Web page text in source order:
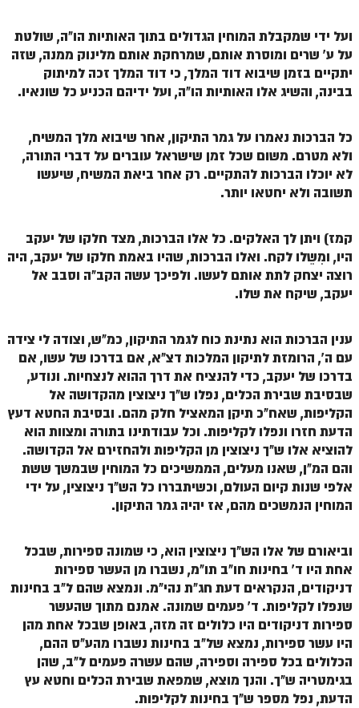
הזמן סט זוהר
ספרים להורדה
מנוע חיפוש בכתבי בעל הסולם
ועל ידי שמקבלת המוחין הגדולים בתוך האותיות הו"ה, שולטת
על ע' שרים ומוסרת אותם, שמרחקת אותם מלינוק ממנה, שזה
יתקיים בזמן שיבוא דוד המלך, כי דוד המלך זכה למיתוק
בבינה, והשיג אלו האותיות הו"ה, ועל ידיהם הכניע כל שונאיו.
כל הברכות נאמרו על גמר התיקון, אחר שיבוא מלך המשיח,
ולא מטרם. משום שכל זמן שישראל עוברים על דברי התורה,
לא יוכלו הברכות להתקיים. רק אחר ביאת המשיח, שיעשו
תשובה ולא יחטאו יותר.
קמז) ויתן לך האלקים. כל אלו הברכות, מצד חלקו של יעקב
היו, ומִשֵלו לקח. ואלו הברכות, שהיו באמת חלקו של יעקב, היה
רוצה יצחק לתת אותם לעשו. ולפיכך עשה הקב"ה וסבב אל
יעקב, שיקח את שלו.
ענין הברכות הוא נתינת כוח לגמר התיקון, כמ"ש, וצודה לי צידה
עם ה', הרומזת לתיקון המלכות דצ"א, אם בדרכו של עשו, אם
בדרכו של יעקב, כדי להנציח את דרך ההוא לנצחיות. ונודע,
שבסיבת שבירת הכלים, נפלו ש"ך ניצוצין מהקדושה אל
הקליפות, שאח"כ תיקן המאציל חלק מהם. ובסיבת החטא דעץ
הדעת חזרו ונפלו לקליפות. וכל עבודתינו בתורה ומצוות הוא
להוציא אלו ש"ך ניצוצין מן הקליפות ולהחזירם אל הקדושה.
והם המ"ן, שאנו מעלים, הממשיכים כל המוחין שבמשך ששת
אלפי שנות קיום העולם, וכשיתבררו כל הש"ך ניצוצין, על ידי
המוחין הנמשכים מהם, אז יהיה גמר התיקון.
וביאורם של אלו הש"ך ניצוצין הוא, כי שמונה ספירות, שבכל
אחת היו ד' בחינות חו"ב תו"מ, נשברו מן העשר ספירות
דניקודים, הנקראים דעת חג"ת נהי"מ. ונמצא שהם ל"ב בחינות
שנפלו לקליפות. ד' פעמים שמונה. אמנם מתוך שהעשר
ספירות דניקודים היו כלולים זה מזה, באופן שבכל אחת מהן
היו עשר ספירות, נמצא של"ב בחינות נשברו מהע"ס ההם,
הכלולים בכל ספירה וספירה, שהם עשרה פעמים ל"ב, שהן
בגימטריה ש"ך. והנך מוצא, שמפאת שבירת הכלים וחטא עץ
הדעת, נפל מספר ש"ך בחינות לקליפות.